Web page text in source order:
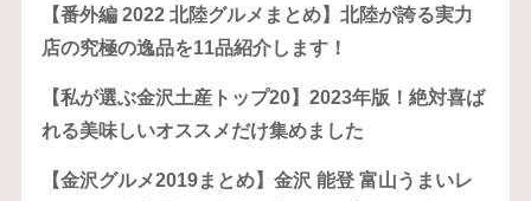
【番外編 2022 北陸グルメまとめ】北陸が誇る実力
店の究極の逸品を11品紹介します！
【私が選ぶ金沢土産トップ20】2023年版！絶対喜ば
れる美味しいオススメだけ集めました
【金沢グルメ2019まとめ】金沢 能登 富山うまいレ